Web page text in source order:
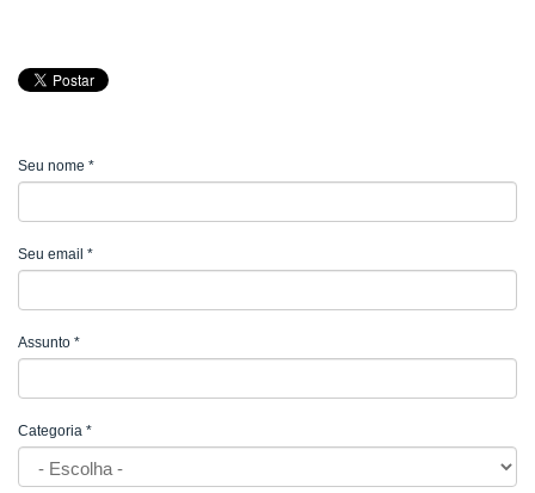
Seu nome *
Seu email *
Assunto *
Categoria *